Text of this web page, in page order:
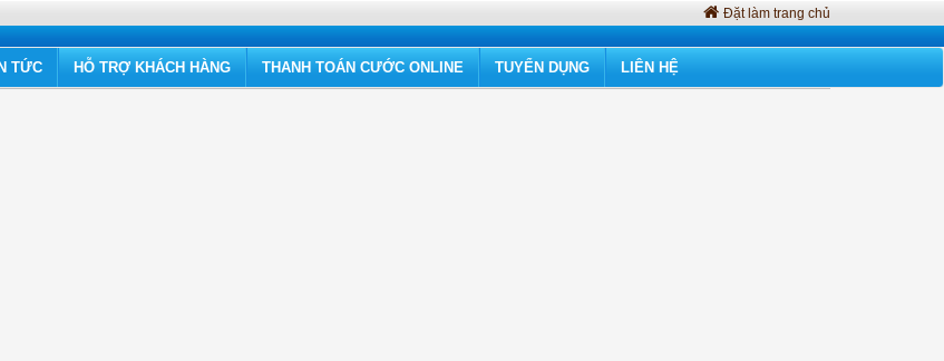
Đặt làm trang chủ
TỨC HỖ TRỢ KHÁCH HÀNG THANH TOÁN CƯỚC ONLINE TUYỂN DỤNG LIÊN HỆ